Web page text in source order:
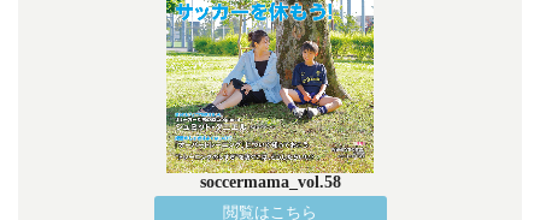
soccermama_vol.58
閲覧はこちら